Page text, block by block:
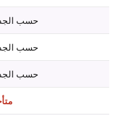
حسب
حسب
حسب